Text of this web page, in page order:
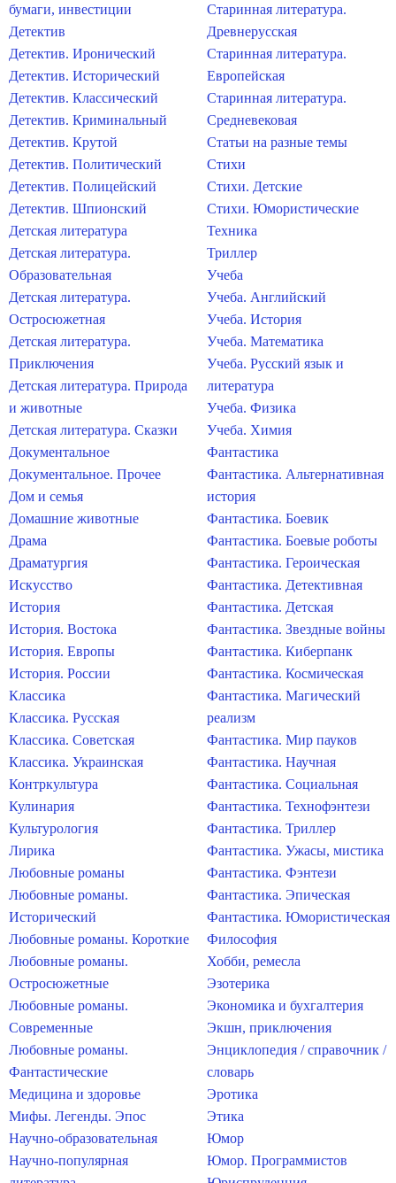
бумаги, инвестиции
Детектив
Детектив. Иронический
Детектив. Исторический
Детектив. Классический
Детектив. Криминальный
Детектив. Крутой
Детектив. Политический
Детектив. Полицейский
Детектив. Шпионский
Детская литература
Детская литература.
Образовательная
Детская литература.
Остросюжетная
Детская литература.
Приключения
Детская литература. Природа
и животные
Детская литература. Сказки
Документальное
Документальное. Прочее
Дом и семья
Домашние животные
Драма
Драматургия
Искусство
История
История. Востока
История. Европы
История. России
Классика
Классика. Русская
Классика. Советская
Классика. Украинская
Контркультура
Кулинария
Культурология
Лирика
Любовные романы
Любовные романы.
Исторический
Любовные романы. Короткие
Любовные романы.
Остросюжетные
Любовные романы.
Современные
Любовные романы.
Фантастические
Медицина и здоровье
Мифы. Легенды. Эпос
Научно-образовательная
Научно-популярная
Старинная литература.
Древнерусская
Старинная литература.
Европейская
Старинная литература.
Средневековая
Статьи на разные темы
Стихи
Стихи. Детские
Стихи. Юмористические
Техника
Триллер
Учеба
Учеба. Английский
Учеба. История
Учеба. Математика
Учеба. Русский язык и
литература
Учеба. Физика
Учеба. Химия
Фантастика
Фантастика. Альтернативная
история
Фантастика. Боевик
Фантастика. Боевые роботы
Фантастика. Героическая
Фантастика. Детективная
Фантастика. Детская
Фантастика. Звездные войны
Фантастика. Киберпанк
Фантастика. Космическая
Фантастика. Магический
реализм
Фантастика. Мир пауков
Фантастика. Научная
Фантастика. Социальная
Фантастика. Технофэнтези
Фантастика. Триллер
Фантастика. Ужасы, мистика
Фантастика. Фэнтези
Фантастика. Эпическая
Фантастика. Юмористическая
Философия
Хобби, ремесла
Эзотерика
Экономика и бухгалтерия
Экшн, приключения
Энциклопедия / справочник /
словарь
Эротика
Этика
Юмор
Юмор. Программистов